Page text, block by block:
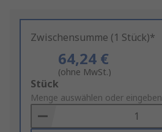
Zwischensumme (1 Stück)*
64,24 €
(ohne MwSt.)
Add
to
Basket
Stück
Menge auswählen oder eingeben